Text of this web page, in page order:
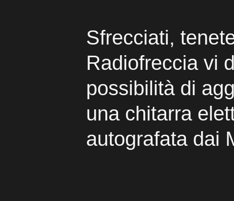
Sfrecciati,
Radiofreccia vi
possibilità di
una chitarra
autografata dai